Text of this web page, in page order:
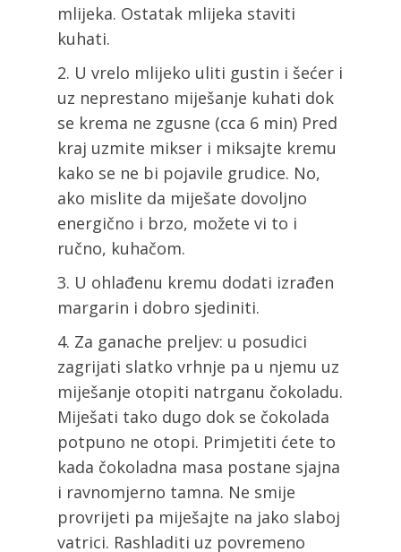
mlijeka. Ostatak mlijeka staviti
kuhati.
U vrelo mlijeko uliti gustin i šećer i
uz neprestano miješanje kuhati dok
se krema ne zgusne (cca 6 min) Pred
kraj uzmite mikser i miksajte kremu
kako se ne bi pojavile grudice. No,
ako mislite da miješate dovoljno
energično i brzo, možete vi to i
ručno, kuhačom.
U ohlađenu kremu dodati izrađen
margarin i dobro sjediniti.
Za ganache preljev: u posudici
zagrijati slatko vrhnje pa u njemu uz
miješanje otopiti natrganu čokoladu.
Miješati tako dugo dok se čokolada
potpuno ne otopi. Primjetiti ćete to
kada čokoladna masa postane sjajna
i ravnomjerno tamna. Ne smije
provrijeti pa miješajte na jako slaboj
vatrici. Rashladiti uz povremeno